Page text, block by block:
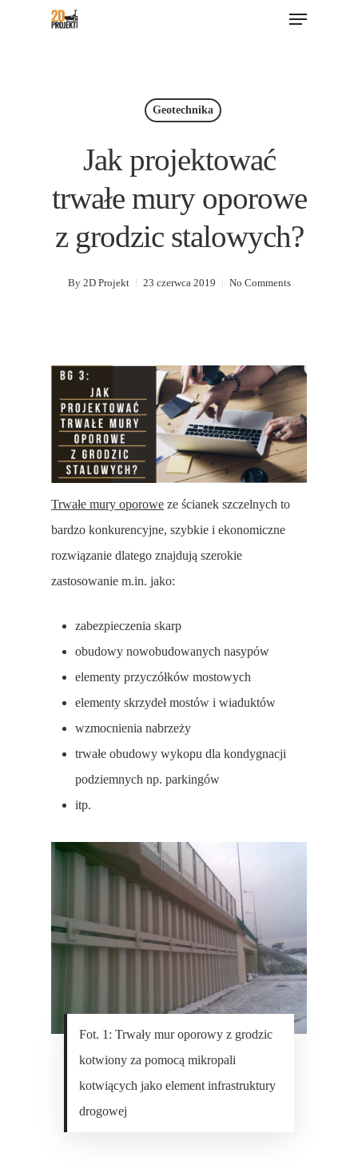
Menu
Geotechnika
Jak projektować
trwałe mury oporowe
z grodzic stalowych?
By 2D Projekt 23 czerwca 2019 No Comments
Trwałe mury oporowe ze ścianek szczelnych to
bardzo konkurencyjne, szybkie i ekonomiczne
rozwiązanie dlatego znajdują szerokie
zastosowanie m.in. jako:
zabezpieczenia skarp
obudowy nowobudowanych nasypów
elementy przyczółków mostowych
elementy skrzydeł mostów i wiaduktów
wzmocnienia nabrzeży
trwałe obudowy wykopu dla kondygnacji
podziemnych np. parkingów
itp.
Fot. 1: Trwały mur oporowy z grodzic
kotwiony za pomocą mikropali
kotwiących jako element infrastruktury
drogowej